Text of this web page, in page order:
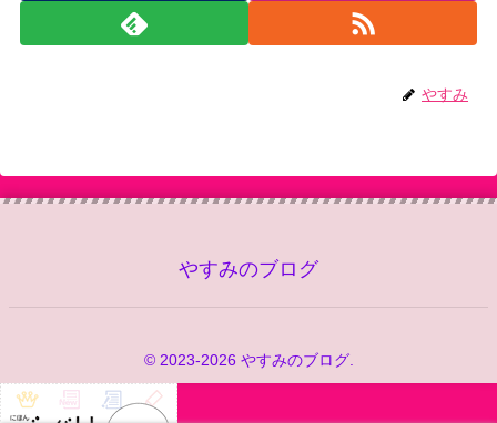
やすみ
やすみのブログ
© 2023-2026 やすみのブログ.